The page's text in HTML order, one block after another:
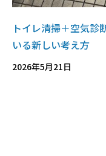
トイレ清掃＋空気診
いる新しい考え方
2026年5月21日